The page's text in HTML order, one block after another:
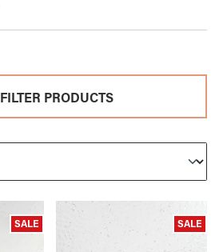
FILTER PRODUCTS
SALE SALE